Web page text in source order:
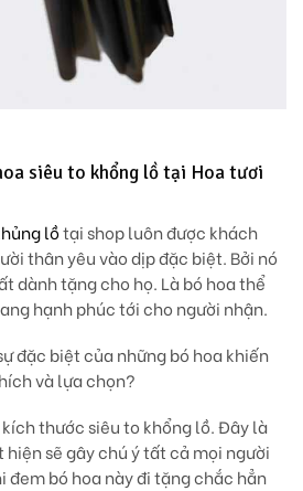
siêu to khổng lồ tại Hoa tươi
lồtại shop luôn được khách
thân yêu vào dịp đặc biệt. Bởi nó
dành tặng cho họ. Là bó hoa thể
hạnh phúc tới cho người nhận.
đặc biệt của những bó hoa khiến
và lựa chọn?
thước siêu to khổng lồ. Đây là
hiện sẽ gây chú ý tất cả mọi người
đem bó hoa này đi tặng chắc hẳn